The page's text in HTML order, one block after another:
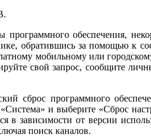
обеспечения,
обратившись за помощью
мобильному или
свой запрос, сообщите
сброс программного
и выберите «Сброс
зависимости от версии
поиск каналов.